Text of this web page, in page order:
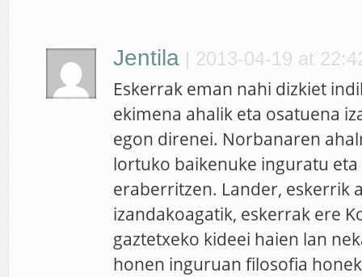
Jentila | 2013-04-19 at
Eskerrak eman nahi dizkiet
ekimena ahalik eta osatuena
egon direnei. Norbanaren
lortuko baikenuke inguratu
eraberritzen. Lander, eskerrik
izandakoagatik, eskerrak ere
gaztetxeko kideei haien lan
honen inguruan filosofia